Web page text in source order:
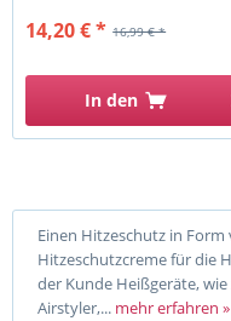
16,99 € *
14,20 € *
In den
Einen Hitzeschutz in
Hitzeschutzcreme für die
der Kunde Heißgeräte,
Airstyler,... mehr erfahren »